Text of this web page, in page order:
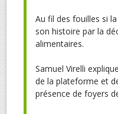
Au fil des fouilles si
son histoire par la
alimentaires.
Samuel Virelli
de la plateforme et
présence de foyers